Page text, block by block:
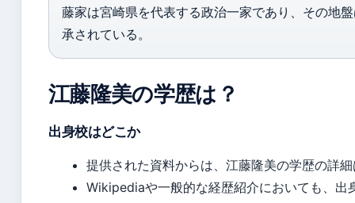
藤家は宮崎県を代表する政治一家であり、その地
承されている。
江藤隆美の学歴は？
出身校はどこか
提供された資料からは、江藤隆美の学歴の詳
Wikipediaや一般的な経歴紹介においても、出